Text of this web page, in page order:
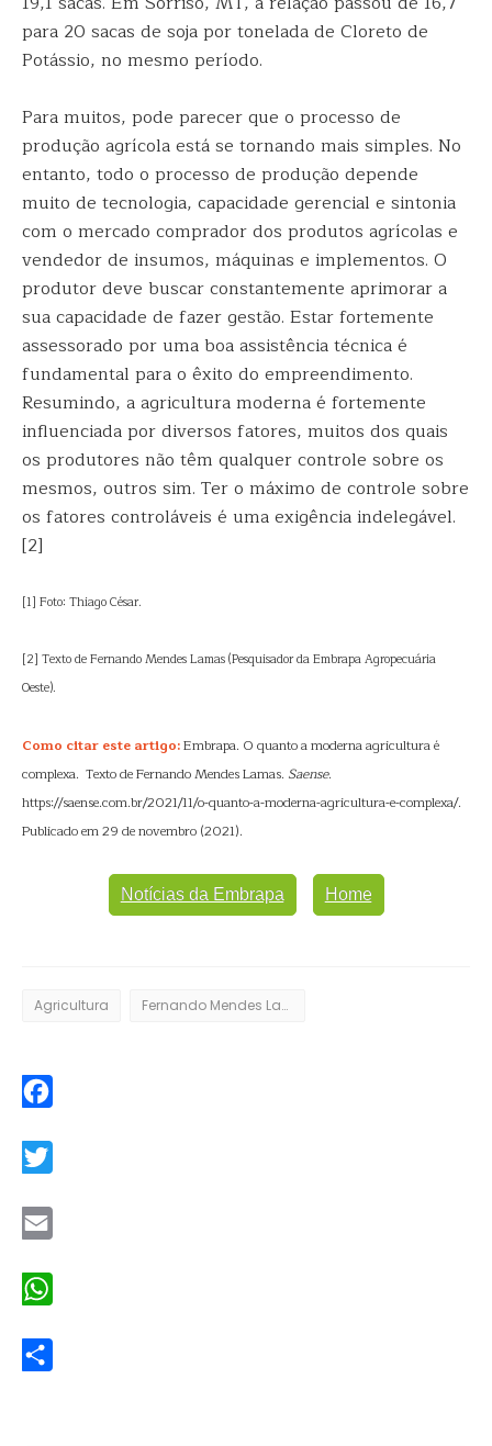
para 20 sacas de soja por tonelada de Cloreto de
Potássio, no mesmo período.
Para muitos, pode parecer que o processo de
produção agrícola está se tornando mais simples. No
entanto, todo o processo de produção depende
muito de tecnologia, capacidade gerencial e sintonia
com o mercado comprador dos produtos agrícolas e
vendedor de insumos, máquinas e implementos. O
produtor deve buscar constantemente aprimorar a
sua capacidade de fazer gestão. Estar fortemente
assessorado por uma boa assistência técnica é
fundamental para o êxito do empreendimento.
Resumindo, a agricultura moderna é fortemente
influenciada por diversos fatores, muitos dos quais
os produtores não têm qualquer controle sobre os
mesmos, outros sim. Ter o máximo de controle sobre
os fatores controláveis é uma exigência indelegável.
[2]
[1] Foto: Thiago César.
[2] Texto de Fernando Mendes Lamas (Pesquisador da Embrapa Agropecuária
Oeste).
Como citar este artigo:Embrapa. O quanto a moderna agricultura é
complexa. Texto de Fernando Mendes Lamas. Saense.
https://saense.com.br/2021/11/o-quanto-a-moderna-agricultura-e-complexa/.
Publicado em 29 de novembro (2021).
Notícias da Embrapa Home
Agricultura Fernando Mendes Lamas